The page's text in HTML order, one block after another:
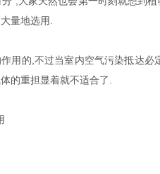
量地选用.
用的,不过当室内空气污染抵达必
的重担显着就不适合了.